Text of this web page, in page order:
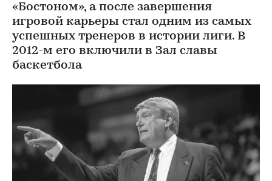
«Бостоном», а после завершения
игровой карьеры стал одним из самых
успешных тренеров в истории лиги. В
2012-м его включили в Зал славы
баскетбола